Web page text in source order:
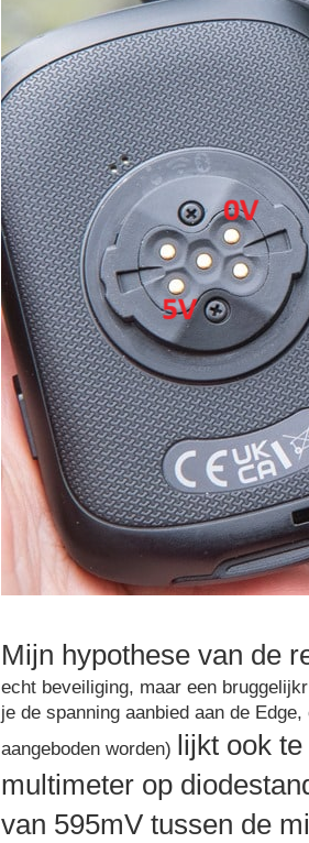
Mijn hypothese van de
echt beveiliging, maar een
je de spanning aanbied aan de
aangeboden worden) lijkt ook
multimeter op
van 595mV tussen de